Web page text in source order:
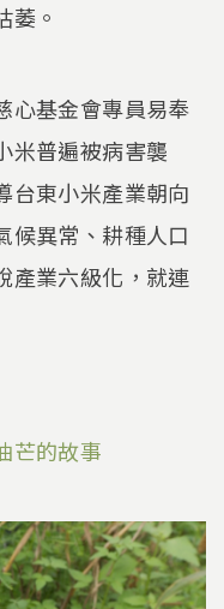
萎。
心基金會專員易奉
米普遍被病害襲
台東小米產業朝向
候異常、耕種人口
產業六級化，就連
芒的故事